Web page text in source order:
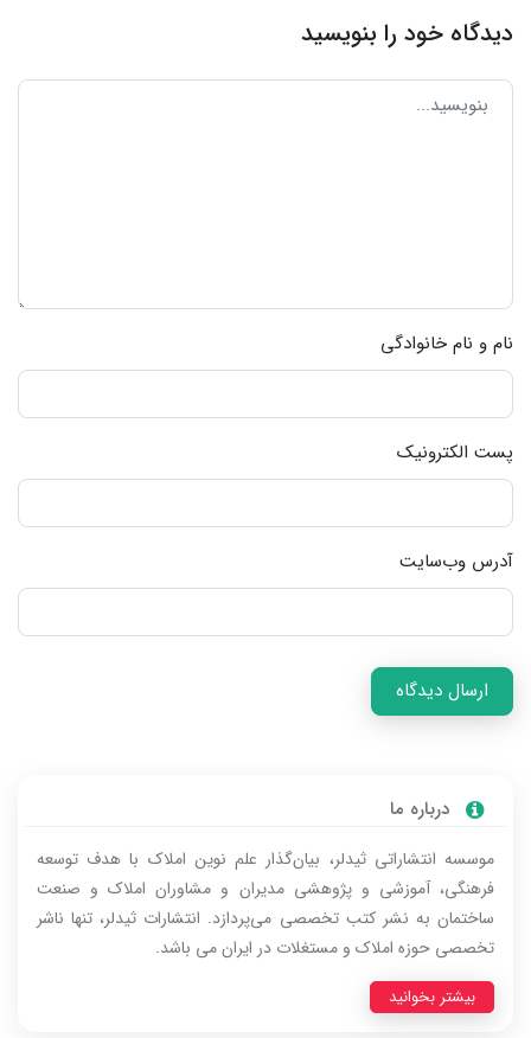
دیدگاه خود را بنویسید
نام و نام خانوادگی
پست الکترونیک
آدرس وب‌سایت
ارسال دیدگاه
درباره‌ ما
موسسه انتشاراتی ثیدلر، بیان‌گذار علم نوین املاک با هدف توسعه
فرهنگی، آموزشی و پژوهشی مدیران و مشاوران املاک و صنعت
ساختمان به نشر کتب تخصصی می‌پردازد. انتشارات ثیدلر، تنها ناشر
تخصصی حوزه املاک و مستغلات در ایران می باشد.
بیشتر بخوانید